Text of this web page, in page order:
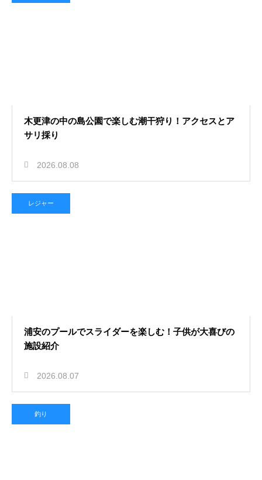
木更津の中の島公園で楽しむ潮干狩り！アクセスとア
サリ採り
2026.08.08
レジャー
浦安のプールでスライダーを楽しむ！子供が大喜びの
施設紹介
2026.08.07
釣り